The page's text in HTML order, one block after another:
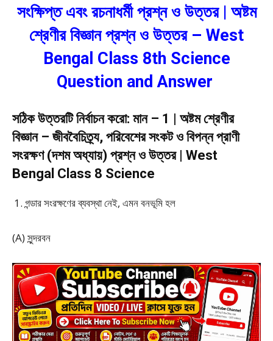
সংক্ষিপ্ত এবং রচনাধর্মী প্রশ্ন ও উত্তর | অষ্টম
শ্রেণীর বিজ্ঞান প্রশ্ন ও উত্তর – West
Bengal Class 8th Science
Question and Answer
সঠিক উত্তরটি নির্বাচন করো: মান – 1 | অষ্টম শ্রেণীর
বিজ্ঞান – জীববৈচিত্র্য, পরিবেশের সংকট ও বিপন্ন প্রাণী
সংরক্ষণ (দশম অধ্যায়) প্রশ্ন ও উত্তর | West
Bengal Class 8 Science
গন্ডার সংরক্ষণের ব্যবস্থা নেই, এমন বনভূমি হল
(A) সুন্দরবন